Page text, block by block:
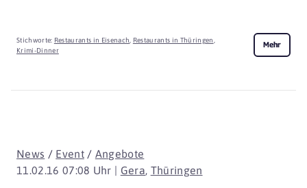
Stichworte: Restaurants in Eisenach Restaurants in Thüringen
Krimi-Dinner
Mehr
11.02.16 07:08 Uhr | Gera Thüringen
News / Event/ Angebote